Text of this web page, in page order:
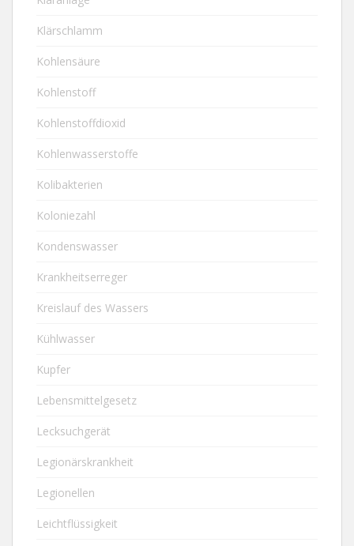
Klärschlamm
Kohlensäure
Kohlenstoff
Kohlenstoffdioxid
Kohlenwasserstoffe
Kolibakterien
Koloniezahl
Kondenswasser
Krankheitserreger
Kreislauf des Wassers
Kühlwasser
Kupfer
Lebensmittelgesetz
Lecksuchgerät
Legionärskrankheit
Legionellen
Leichtflüssigkeit